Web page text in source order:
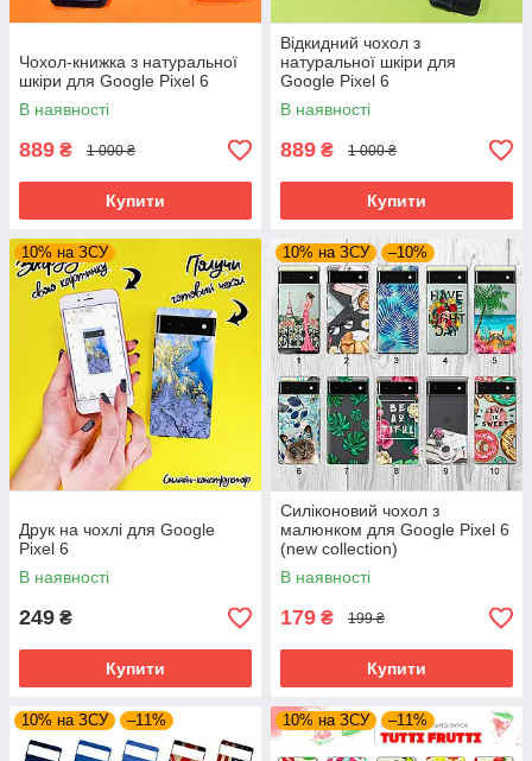
Чохол-книжка з натуральної
шкіри для Google Pixel 6
В наявності
889 ₴ 1 000 ₴
Купити
Відкидний чохол з
натуральної шкіри для
Google Pixel 6
В наявності
889 ₴ 1 000 ₴
Купити
10% на ЗСУ
Друк на чохлі для Google
Pixel 6
В наявності
249 ₴
Купити
10% на ЗСУ –10%
Силіконовий чохол з
малюнком для Google Pixel 6
(new collection)
В наявності
179 ₴ 199 ₴
Купити
10% на ЗСУ –11% 10% на ЗСУ –11%